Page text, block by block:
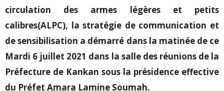
circulation des armes légères et petits
calibres(ALPC), la stratégie de communication et
de sensibilisation a démarré dans la matinée de ce
Mardi 6 juillet 2021 dans la salle des réunions de la
Préfecture de Kankan sous la présidence effective
du Préfet Amara Lamine Soumah.